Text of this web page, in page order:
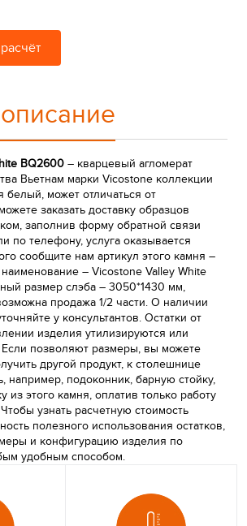
BQ2600 – кварцевый агломерат
Вьетнам марки Vicostone коллекции
белый, может отличаться от
заказать доставку образцов
заполнив форму обратной связи
по телефону, услуга оказывается
сообщите нам артикул этого камня –
– Vicostone Valley White
размер слэба – 3050*1430 мм,
продажа 1/2 части. О наличии
у консультантов. Остатки от
изделия утилизируются или
Если позволяют размеры, вы можете
другой продукт, к столешнице
например, подоконник, барную стойку,
из этого камня, оплатив только работу
узнать расчетную стоимость
полезного использования остатков,
и конфигурацию изделия по
удобным способом.